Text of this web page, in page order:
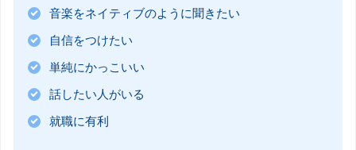
音楽をネイティブのように聞きたい
自信をつけたい
単純にかっこいい
話したい人がいる
就職に有利